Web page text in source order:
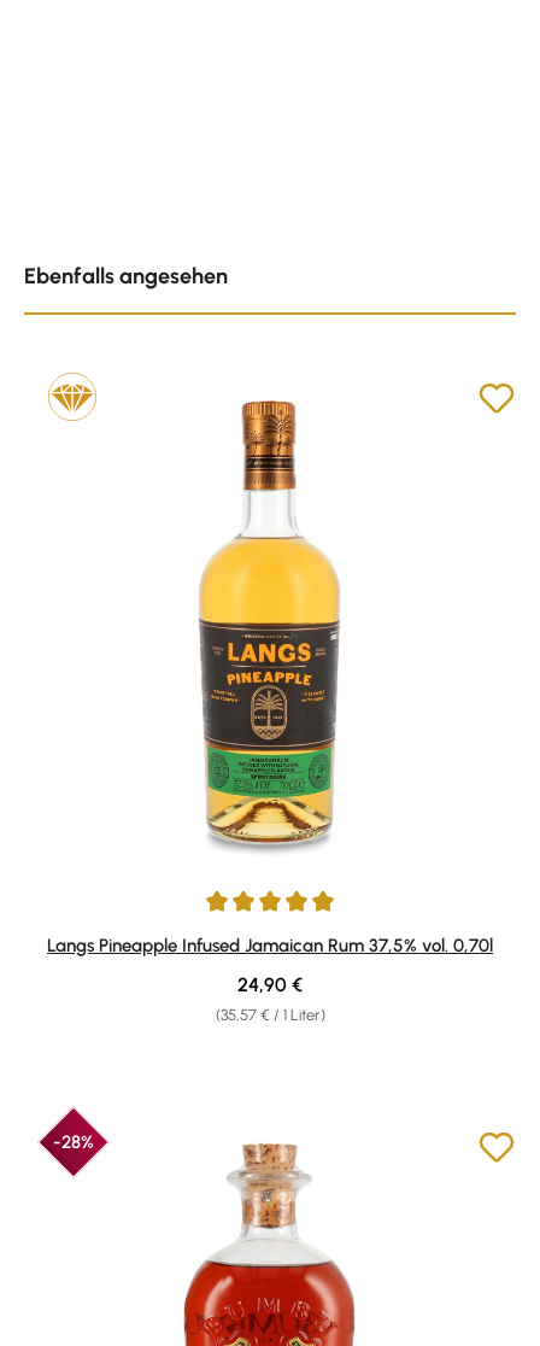
Ebenfalls angesehen
Durchschnittliche Bewertung von 5 von 5 Sternen
Langs Pineapple Infused Jamaican Rum 37,5% vol. 0,70l
(35,57 € / 1 Liter)
Regulärer Preis:
24,90 €
-28%